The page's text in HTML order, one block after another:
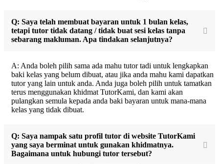
Q: Saya telah membuat bayaran untuk 1 bulan kelas,
tetapi tutor tidak datang / tidak buat sesi kelas tanpa
sebarang makluman. Apa tindakan selanjutnya?
A: Anda boleh pilih sama ada mahu tutor tadi untuk lengkapkan
baki kelas yang belum dibuat, atau jika anda mahu kami dapatkan
tutor yang lain untuk anda. Anda juga boleh pilih untuk tamatkan
terus menggunakan khidmat TutorKami, dan kami akan
pulangkan semula kepada anda baki bayaran untuk mana-mana
kelas yang tidak dibuat.
Q: Saya nampak satu profil tutor di website TutorKami
yang saya berminat untuk gunakan khidmatnya.
Bagaimana untuk hubungi tutor tersebut?